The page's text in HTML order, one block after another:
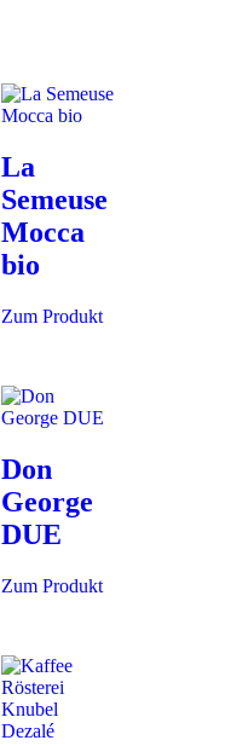
La
Semeuse
Mocca
bio
Zum Produkt
Don
George
DUE
Zum Produkt